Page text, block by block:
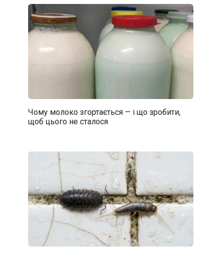
Чому молоко згортається — і що зробити,
щоб цього не сталося